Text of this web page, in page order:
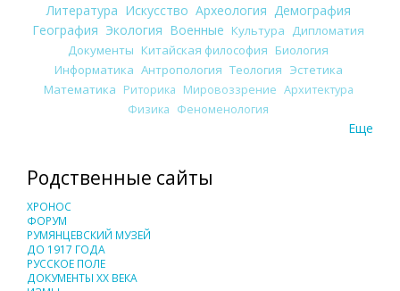
Литература Искусство Археология Демография
География Экология Военные Культура
Дипломатия
Документы Китайская философия Биология
Информатика Антропология Теология Эстетика
Математика Риторика Мировоззрение Архитектура
Физика Феноменология
Еще
Родственные сайты
ХРОНОС
ФОРУМ
РУМЯНЦЕВСКИЙ МУЗЕЙ
ДО 1917 ГОДА
РУССКОЕ ПОЛЕ
ДОКУМЕНТЫ XX ВЕКА